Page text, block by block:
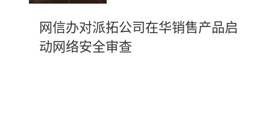
网信办对派拓公司在华销售产品启
动网络安全审查